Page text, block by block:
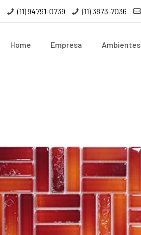
(11) 94791-0739 (11) 3873-7036
Home Empresa Ambientes